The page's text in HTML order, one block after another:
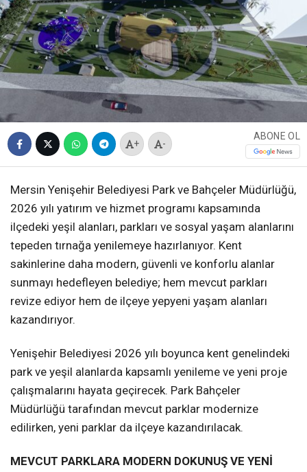
+ -
ABONE OL
Mersin Yenişehir Belediyesi Park ve Bahçeler Müdürlüğü,
2026 yılı yatırım ve hizmet programı kapsamında
ilçedeki yeşil alanları, parkları ve sosyal yaşam alanlarını
tepeden tırnağa yenilemeye hazırlanıyor. Kent
sakinlerine daha modern, güvenli ve konforlu alanlar
sunmayı hedefleyen belediye; hem mevcut parkları
revize ediyor hem de ilçeye yepyeni yaşam alanları
kazandırıyor.
Yenişehir Belediyesi 2026 yılı boyunca kent genelindeki
park ve yeşil alanlarda kapsamlı yenileme ve yeni proje
çalışmalarını hayata geçirecek. Park Bahçeler
Müdürlüğü tarafından mevcut parklar modernize
edilirken, yeni parklar da ilçeye kazandırılacak.
MEVCUT PARKLARA MODERN DOKUNUŞ VE YENİ